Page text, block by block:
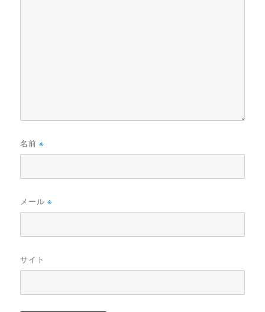
名前※
メール※
サイト